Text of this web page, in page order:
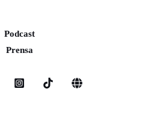
Podcast
Prensa